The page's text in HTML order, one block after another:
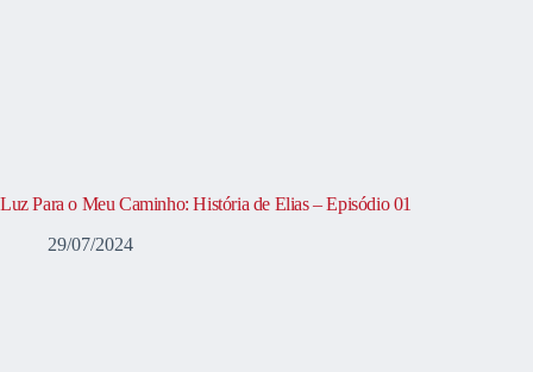
Luz Para o Meu Caminho: História de Elias – Episódio 01
29/07/2024